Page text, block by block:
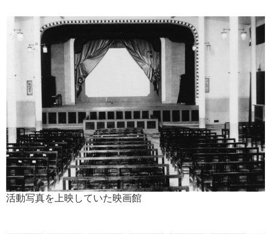
活動写真を上映していた映画館